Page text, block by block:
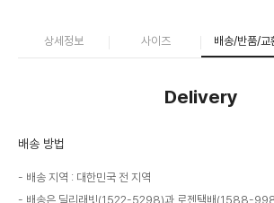
상세정보 사이즈 배송/반품/교
Delivery
배송 방법
배송 지역 : 대한민국 전 지역
배송은 딜리래빗(1522-5298)과 로젠택배(1588-